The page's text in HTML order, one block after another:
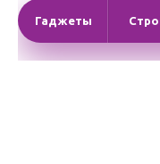
Гаджеты